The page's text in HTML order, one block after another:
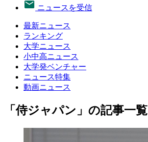
ニュースを受信
最新ニュース
ランキング
大学ニュース
小中高ニュース
大学発ベンチャー
ニュース特集
動画ニュース
「侍ジャパン」の記事一覧